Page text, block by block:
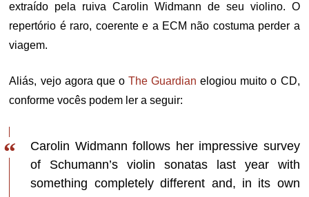
extraído pela ruiva Carolin Widmann de seu violino. O
repertório é raro, coerente e a ECM não costuma perder a
viagem.
Aliás, vejo agora que o The Guardian elogiou muito o CD,
conforme vocês podem ler a seguir:
Carolin Widmann follows her impressive survey
of Schumann’s violin sonatas last year with
something completely different and, in its own